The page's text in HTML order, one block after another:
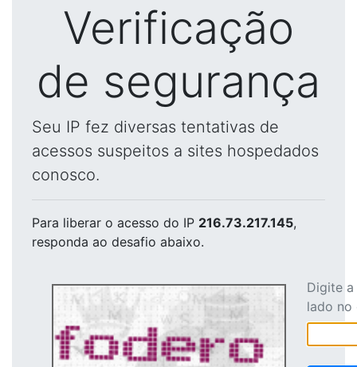
Verificação
de segurança
Seu IP fez diversas tentativas de
acessos suspeitos a sites hospedados
conosco.
Para liberar o acesso do IP 216.73.217.145,
responda ao desafio abaixo.
Digite
lado no